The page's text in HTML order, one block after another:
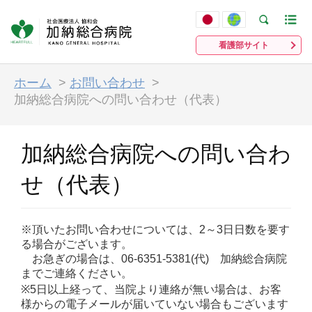
看護部サイト
ホーム > お問い合わせ >
加納総合病院への問い合わせ（代表）
加納総合病院への問い合わ
せ（代表）
※頂いたお問い合わせについては、2～3日日数を要す
る場合がございます。
お急ぎの場合は、06-6351-5381(代) 加納総合病院
までご連絡ください。
※5日以上経って、当院より連絡が無い場合は、お客
様からの電子メールが届いていない場合もございます